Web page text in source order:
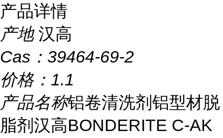
产品详情
产地 汉高
Cas： 39464-69-2
价格： 1.1
产品名称铝卷清洗剂铝型材脱
脂剂汉高BONDERITE C-AK